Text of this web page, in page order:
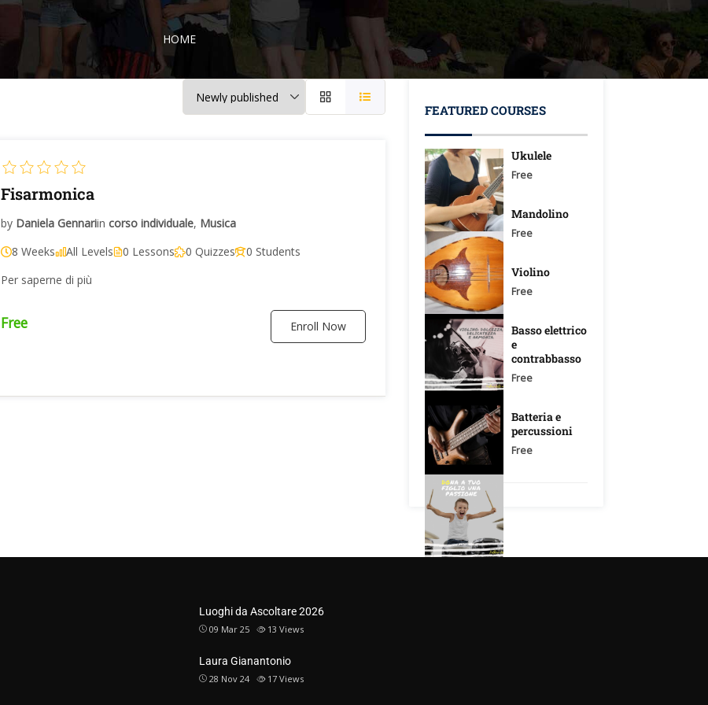
HOME
Fisarmonica
by Daniela Gennariin corso individuale, Musica
8 Weeks
All Levels 0 Lessons 0 Quizzes
0 Students
Per saperne di più
Free Enroll Now
FEATURED COURSES
Ukulele
Free
Mandolino
Free
Violino
Free
Basso elettrico
e
contrabbasso
Free
Batteria e
percussioni
Free
Luoghi da Ascoltare 2026
09 Mar 25 13 Views
Laura Gianantonio
28 Nov 24 17 Views